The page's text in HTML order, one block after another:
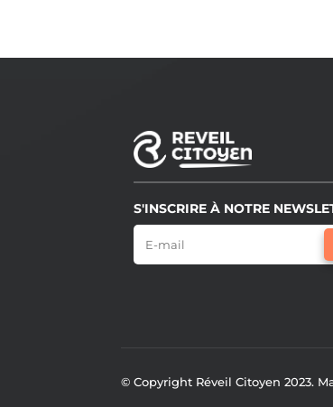
S'INSCRIRE À NOTRE
© Copyright Réveil Citoyen 2023.